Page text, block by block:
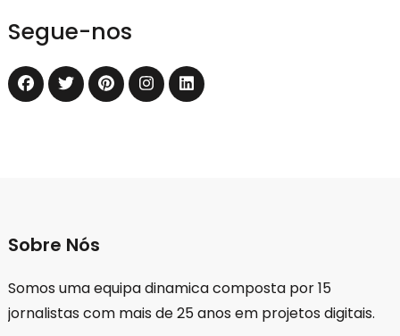
Segue-nos
Sobre Nós
Somos uma equipa dinamica composta por 15
jornalistas com mais de 25 anos em projetos digitais.